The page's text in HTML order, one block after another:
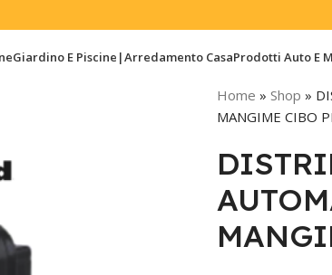
Giardino E Piscine|Arredamento CasaProdotti Auto E
Home » Shop »
MANGIME CIBO